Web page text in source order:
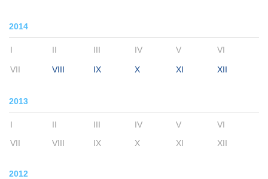
2014
I II III IV V VI
VII VIII IX X XI XII
2013
I II III IV V
VI
VII
VIII IX X XI XII
2012